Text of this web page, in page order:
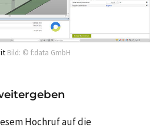
Bild: © f:data GmbH
Hochruf auf die